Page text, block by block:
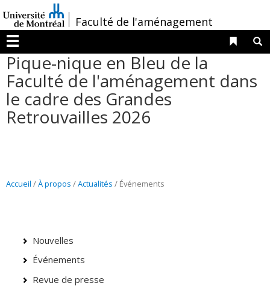
au
contenu
/Faculté de l'aménagement
Menu
Liens
Pique-nique en Bleu de la
Faculté de l'aménagement dans
le cadre des Grandes
Retrouvailles 2026
Accueil /À propos /Actualités / Événements
Nouvelles
Événements
Revue de presse